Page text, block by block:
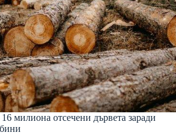
милиона отсечени дървета заради